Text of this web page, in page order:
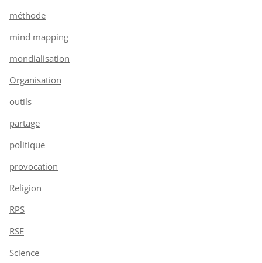
méthode
mind mapping
mondialisation
Organisation
outils
partage
politique
provocation
Religion
RPS
RSE
Science